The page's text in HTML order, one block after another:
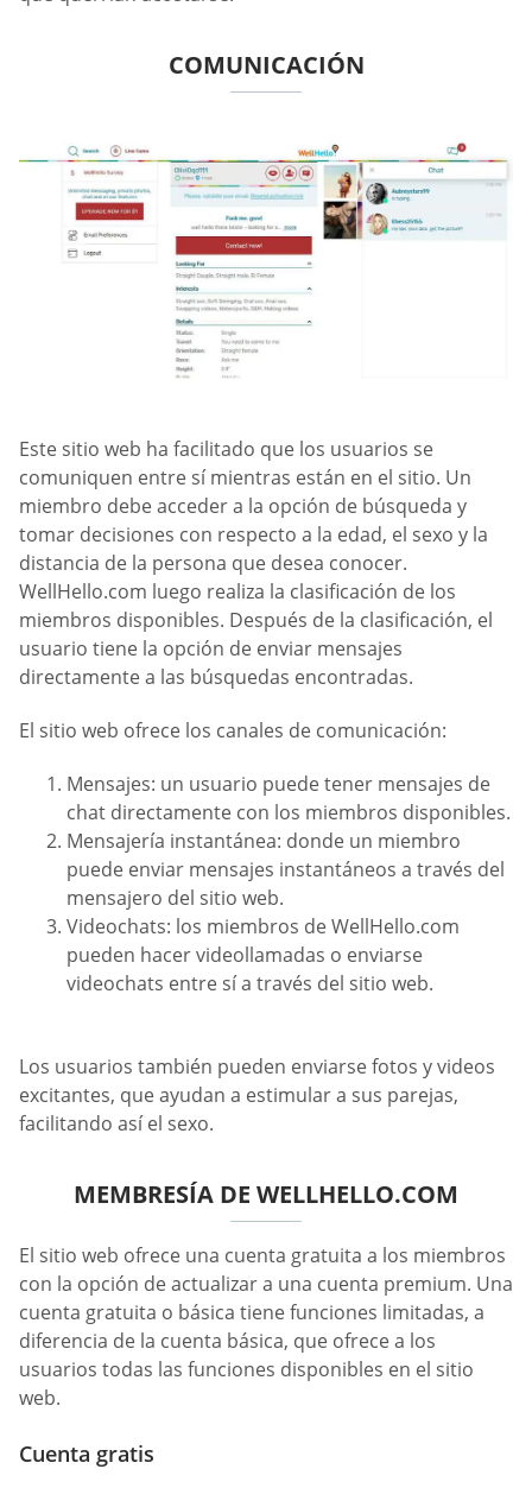
COMUNICACIÓN
Este sitio web ha facilitado que los usuarios se
comuniquen entre sí mientras están en el sitio. Un
miembro debe acceder a la opción de búsqueda y
tomar decisiones con respecto a la edad, el sexo y la
distancia de la persona que desea conocer.
WellHello.com luego realiza la clasificación de los
miembros disponibles. Después de la clasificación, el
usuario tiene la opción de enviar mensajes
directamente a las búsquedas encontradas.
El sitio web ofrece los canales de comunicación:
Mensajes: un usuario puede tener mensajes de
chat directamente con los miembros disponibles.
Mensajería instantánea: donde un miembro
puede enviar mensajes instantáneos a través del
mensajero del sitio web.
Videochats: los miembros de WellHello.com
pueden hacer videollamadas o enviarse
videochats entre sí a través del sitio web.
Los usuarios también pueden enviarse fotos y videos
excitantes, que ayudan a estimular a sus parejas,
facilitando así el sexo.
MEMBRESÍA DE WELLHELLO.COM
El sitio web ofrece una cuenta gratuita a los miembros
con la opción de actualizar a una cuenta premium. Una
cuenta gratuita o básica tiene funciones limitadas, a
diferencia de la cuenta básica, que ofrece a los
usuarios todas las funciones disponibles en el sitio
web.
Cuenta gratis